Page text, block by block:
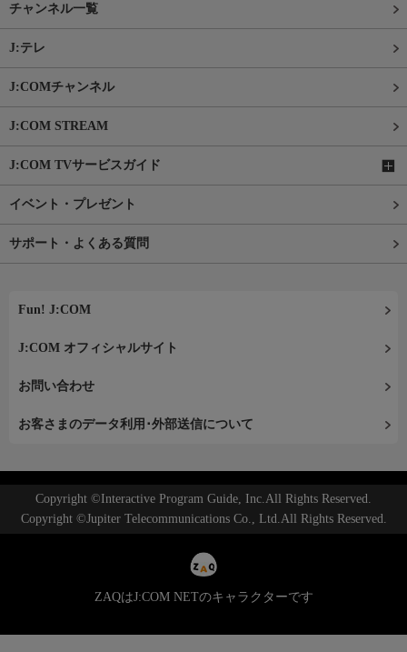
チャンネル一覧
J:テレ
J:COMチャンネル
J:COM STREAM
J:COM TVサービスガイド
イベント・プレゼント
サポート・よくある質問
Fun! J:COM
J:COM オフィシャルサイト
お問い合わせ
お客さまのデータ利用･外部送信について
Copyright ©Interactive Program Guide, Inc.All Rights Reserved.
Copyright ©Jupiter Telecommunications Co., Ltd.All Rights Reserved.
ZAQはJ:COM NETのキャラクターです